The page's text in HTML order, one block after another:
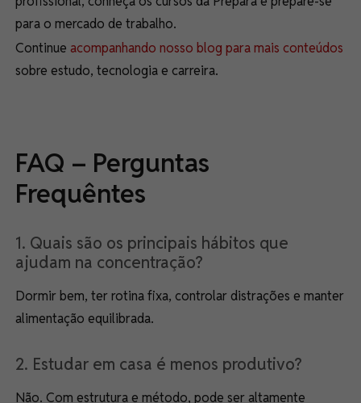
para o mercado de trabalho.
Continue acompanhando nosso blog para mais conteúdos
sobre estudo, tecnologia e carreira.
FAQ – Perguntas
Frequêntes
1. Quais são os principais hábitos que
ajudam na concentração?
Dormir bem, ter rotina fixa, controlar distrações e manter
alimentação equilibrada.
2. Estudar em casa é menos produtivo?
Não. Com estrutura e método, pode ser altamente